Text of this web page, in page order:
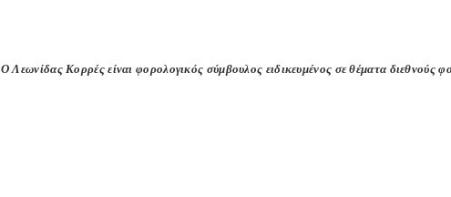
Ο Λεωνίδας Κορρές είναι φορολογικός σύμβουλος ειδικευμένος σε θέματα διεθνούς